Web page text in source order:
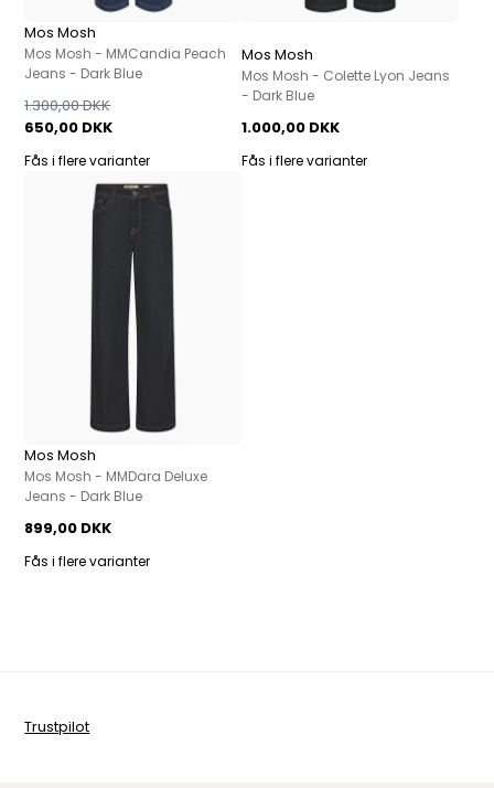
Mos Mosh
Mos Mosh - MMCandia Peach
Jeans - Dark Blue
650,00 DKK
1.300,00 DKK
Fås i flere varianter
Mos Mosh
Mos Mosh - Colette Lyon Jeans
- Dark Blue
1.000,00 DKK
Fås i flere varianter
Mos Mosh
Mos Mosh - MMDara Deluxe
Jeans - Dark Blue
899,00 DKK
Fås i flere varianter
Trustpilot